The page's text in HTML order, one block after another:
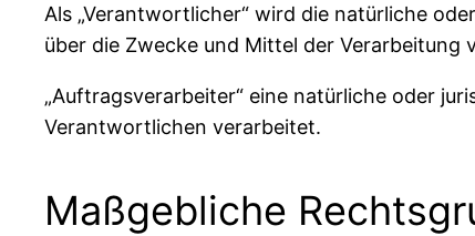
Als „Verantwortlicher“ wird die natürliche
über die Zwecke und Mittel der
„Auftragsverarbeiter“ eine natürliche oder
Verantwortlichen verarbeitet.
Maßgebliche